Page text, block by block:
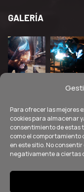
Para ofrecer las mejores
cookies para almacenar
consentimiento de estas
como el
en este sitio. No
negativamente a ciertas
GALERÍA